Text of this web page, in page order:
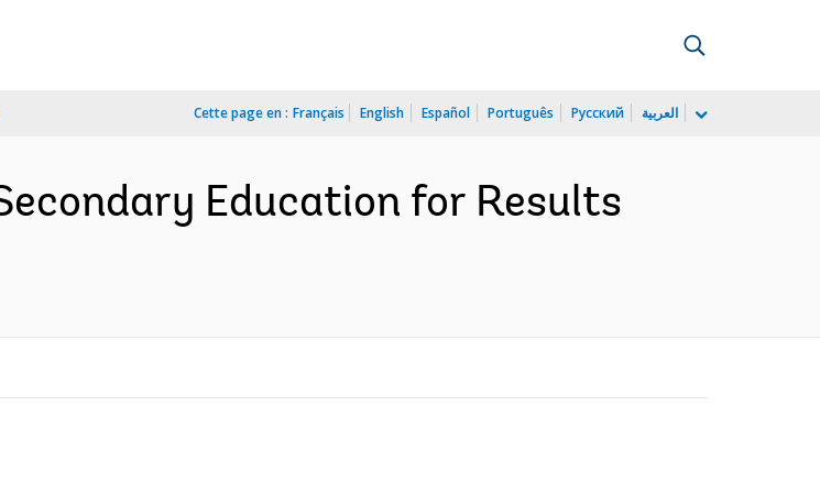
Cette page en : Français English Español Português Русский العربية
Education for Results